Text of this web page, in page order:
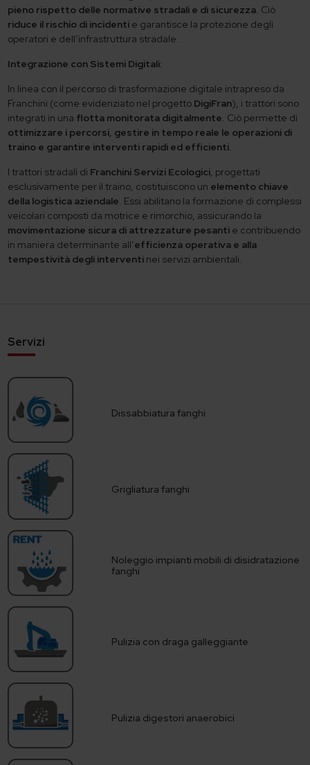
pieno rispetto delle normative stradali e di sicurezza. Ciò
riduce il rischio di incidenti e garantisce la protezione degli
operatori e dell’infrastruttura stradale.
Integrazione con Sistemi Digitali:
In linea con il percorso di trasformazione digitale intrapreso da
Franchini (come evidenziato nel progetto DigiFran), i trattori sono
integrati in una flotta monitorata digitalmente. Ciò permette di
ottimizzare i percorsi, gestire in tempo reale le operazioni di
traino e garantire interventi rapidi ed efficienti.
I trattori stradali di Franchini Servizi Ecologici, progettati
esclusivamente per il traino, costituiscono un elemento chiave
della logistica aziendale. Essi abilitano la formazione di complessi
veicolari composti da motrice e rimorchio, assicurando la
movimentazione sicura di attrezzature pesanti e contribuendo
in maniera determinante all’efficienza operativa e alla
tempestività degli interventi nei servizi ambientali.
Servizi
Dissabbiatura fanghi
Grigliatura fanghi
Noleggio impianti mobili di disidratazione
fanghi
Pulizia con draga galleggiante
Pulizia digestori anaerobici